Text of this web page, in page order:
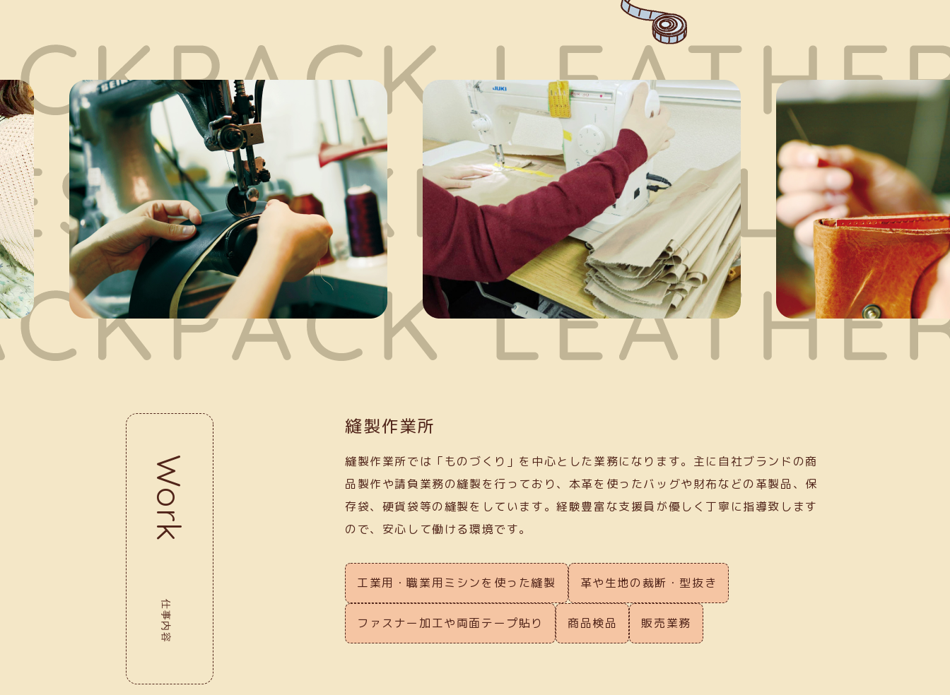
Work
仕事内容
縫製作業所
縫製作業所では「ものづくり」を中心とした業務になります。主に自社ブランドの商
品製作や請負業務の縫製を行っており、本革を使ったバッグや財布などの革製品、保
存袋、硬貨袋等の縫製をしています。経験豊富な支援員が優しく丁寧に指導致します
ので、安心して働ける環境です。
工業用・職業用ミシンを使った縫製 革や生地の裁断・型抜き
ファスナー加工や両面テープ貼り 商品検品 販売業務